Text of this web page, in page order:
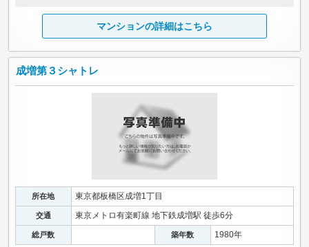
マンションの詳細はこちら
成増第３シャトレ
所在地 東京都板橋区成増1丁目
交通 東京メトロ有楽町線 地下鉄成増駅 徒歩6分
総戸数 築年数 1980年